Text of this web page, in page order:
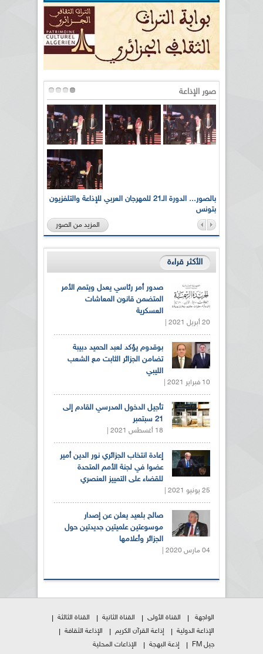
صور الإذاعة
بالصور... الدورة الـ21 للمهرجان العربي للإذاعة والتلفزيون
بتونس
المزيد من الصور
الأكثر قراءة
صدور أمر رئاسي يعدل ويتمم الأمر
المتضمن قانون المعاشات
العسكرية
20 أبريل 2021 |
بوقدوم يؤكد لعبد الحميد دبيبة
تضامن الجزائر الثابت مع الشعب
الليبي
10 فبراير 2021 |
تأجيل الدخول المدرسي القادم إلى
21 سبتمبر
18 أغسطس 2021 |
إعادة انتخاب الجزائري نور الدين أمير
عضوا في لجنة الأمم المتحدة
للقضاء على التمييز العنصري
25 يونيو 2021 |
صالح بلعيد يعلن عن إصدار
موسوعتين علميتين جديدتين حول
الجزائر وأعلامها
04 مارس 2020 |
الواجهة القناة الأولى القناة الثانية
القناة الثالثة
الإذاعة الدولية
إذاعة القرآن الكريم
الإذاعة الثقافة
جيل FM
إذعة البهجة
الإذاعات المحلية